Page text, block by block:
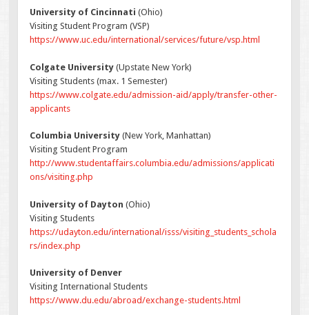
University of Cincinnati (Ohio)
Visiting Student Program (VSP)
https://www.uc.edu/international/services/future/vsp.html
Colgate University(Upstate New York)
Visiting Students (max. 1 Semester)
https://www.colgate.edu/admission-aid/apply/transfer-other-
applicants
Columbia University (New York, Manhattan)
Visiting Student Program
http://www.studentaffairs.columbia.edu/admissions/applicati
ons/visiting.php
University of Dayton(Ohio)
Visiting Students
https://udayton.edu/international/isss/visiting_students_schola
rs/index.php
University of Denver
Visiting International Students
https://www.du.edu/abroad/exchange-students.html